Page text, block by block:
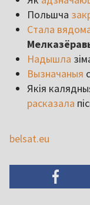
Польшча
Стала
Надышла
Вызначаныя
Якія
расказала
belsat.eu